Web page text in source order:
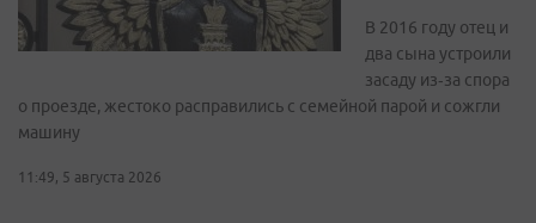
В 2016 году отец и
два сына устроили
засаду из‑за спора
о проезде, жестоко расправились с семейной парой и сожгли
машину
11:49, 5 августа 2026